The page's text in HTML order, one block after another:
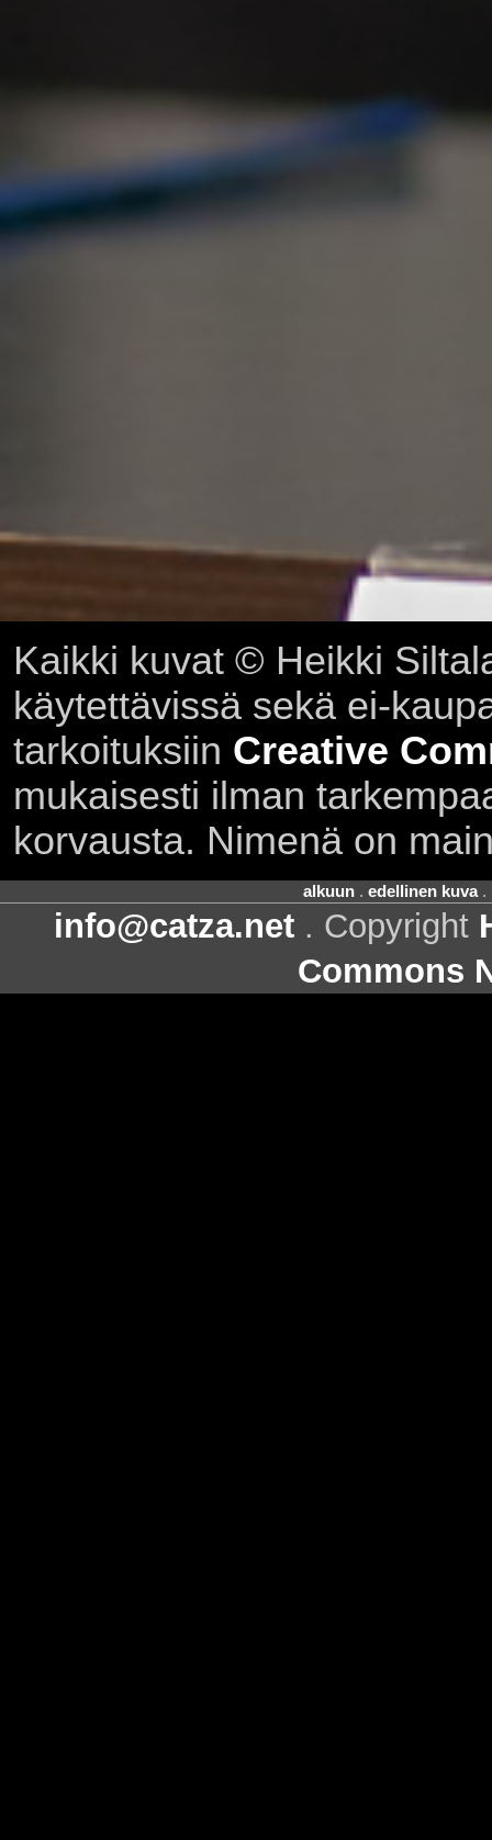
Kaikki kuvat © Heikki
käytettävissä sekä ei-
tarkoituksiin Creative
mukaisesti ilman
korvausta. Nimenä on
alkuun. edellinen kuva.
info@catza.net . Copyright
Commons